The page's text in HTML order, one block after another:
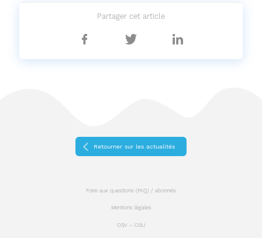
Partager cet article
Partager
Partager
Partager
sur
Retourner sur les actualités
Foire aux questions (FAQ) / abonnés
Mentions légales
CGV – CGU